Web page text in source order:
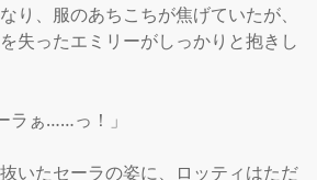
り、服のあちこちが焦げていたが、
失ったエミリーがしっかりと抱きし
ラぁ……っ！」
いたセーラの姿に、ロッティはただ